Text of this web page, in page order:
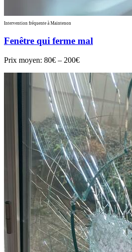
Intervention fréquente à Maintenon
Fenêtre qui ferme mal
Prix moyen: 80€ – 200€